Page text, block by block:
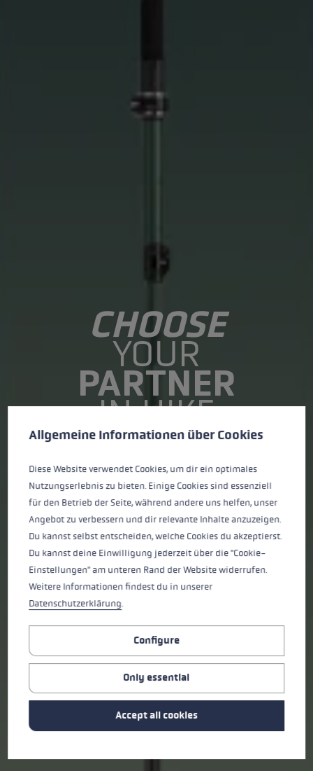
CHOOSE
YOUR
PARTNER
IN HIKE
FIND THE RIGHT TREKKING POLE
SEE THE HIKING POLES
This website uses cookies to give you the best possible experience.
Allgemeine Informationen über Cookies
Diese Website verwendet Cookies, um dir ein optimales
Nutzungserlebnis zu bieten. Einige Cookies sind essenziell
für den Betrieb der Seite, während andere uns helfen, unser
Angebot zu verbessern und dir relevante Inhalte anzuzeigen.
Du kannst selbst entscheiden, welche Cookies du akzeptierst.
Du kannst deine Einwilligung jederzeit über die "Cookie-
Einstellungen" am unteren Rand der Website widerrufen.
Weitere Informationen findest du in unserer
Datenschutzerklärung.
Configure
Only essential
Accept all cookies